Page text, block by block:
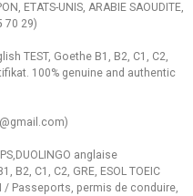
ETATS-UNIS, ARABIE SAOUDITE,
70 29)
TEST, Goethe B1, B2, C1, C2,
100% genuine and authentic
anglaise
B2, C1, C2, GRE, ESOL TOEIC
/ Passeports, permis de conduire,